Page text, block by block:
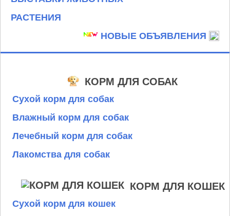
РАСТЕНИЯ
НОВЫЕ ОБЪЯВЛЕНИЯ
КОРМ ДЛЯ СОБАК
Сухой корм для собак
Влажный корм для собак
Лечебный корм для собак
Лакомства для собак
КОРМ ДЛЯ КОШЕК
Сухой корм для кошек